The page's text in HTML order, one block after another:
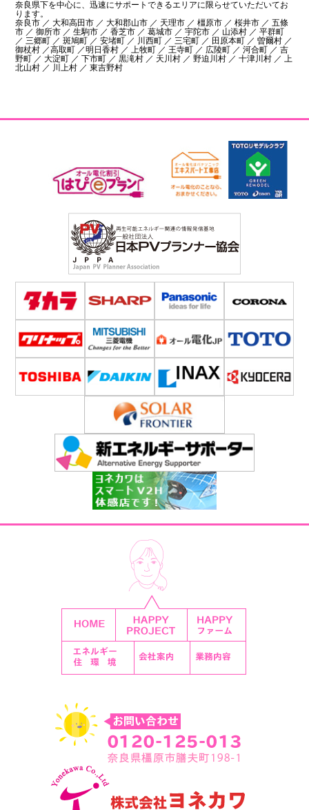
奈良県下を中心に、迅速にサポートできるエリアに限らせていただいてお
ります。
奈良市 ／ 大和高田市 ／ 大和郡山市 ／ 天理市 ／ 橿原市 ／ 桜井市 ／ 五條
市 ／ 御所市 ／ 生駒市 ／ 香芝市 ／ 葛城市 ／ 宇陀市 ／ 山添村 ／ 平群町
／ 三郷町 ／ 斑鳩町 ／ 安堵町 ／ 川西町 ／ 三宅町 ／ 田原本町 ／ 曽爾村 ／
御杖村 ／高取町 ／明日香村 ／ 上牧町 ／ 王寺町 ／ 広陵町 ／ 河合町 ／ 吉
野町 ／ 大淀町 ／ 下市町 ／ 黒滝村 ／ 天川村 ／ 野迫川村 ／ 十津川村 ／ 上
北山村 ／ 川上村 ／ 東吉野村